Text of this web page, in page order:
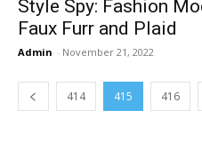
Style Spy: Fashion
Faux Furr and Plaid
Admin - November 21, 2022
414 415 416